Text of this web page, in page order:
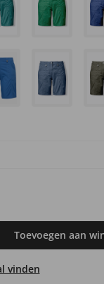
Toevoegen aan
vinden